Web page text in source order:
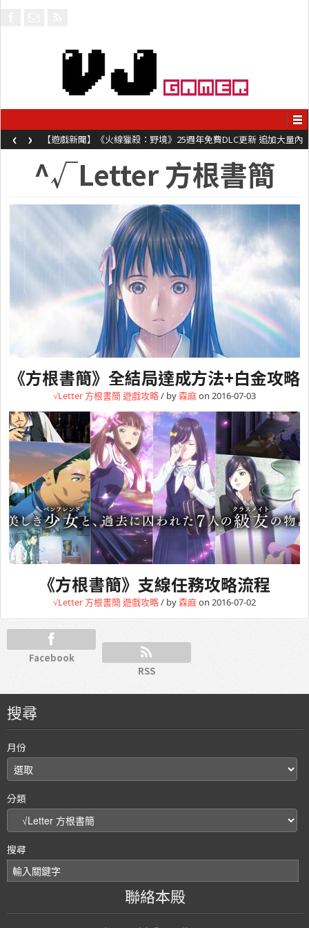
【遊戲新聞】《火線獵殺：野境》25週年免費DLC更新 追加大量內
容同時系舊作限時超平價折扣
‹ ›
^√Letter 方根書簡
《方根書簡》全結局達成方法+白金攻略
√Letter 方根書簡遊戲攻略/ by森麻on 2016-07-03
《方根書簡》支線任務攻略流程
√Letter 方根書簡遊戲攻略/ by森麻on 2016-07-02
Facebook
RSS
搜尋
月份
分類
搜尋
聯絡本殿